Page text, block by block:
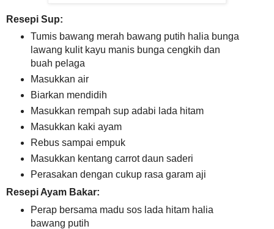
Resepi Sup:
Tumis bawang merah bawang putih halia bunga
lawang kulit kayu manis bunga cengkih dan
buah pelaga
Masukkan air
Biarkan mendidih
Masukkan rempah sup adabi lada hitam
Masukkan kaki ayam
Rebus sampai empuk
Masukkan kentang carrot daun saderi
Perasakan dengan cukup rasa garam aji
Resepi Ayam Bakar:
Perap bersama madu sos lada hitam halia
bawang putih